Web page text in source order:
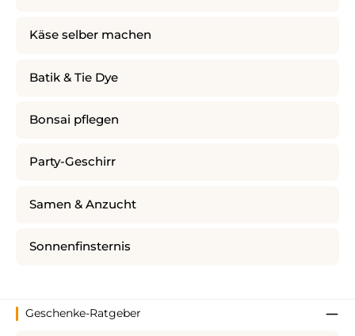
Käse selber machen
Batik & Tie Dye
Bonsai pflegen
Party-Geschirr
Samen & Anzucht
Sonnenfinsternis
Geschenke-Ratgeber